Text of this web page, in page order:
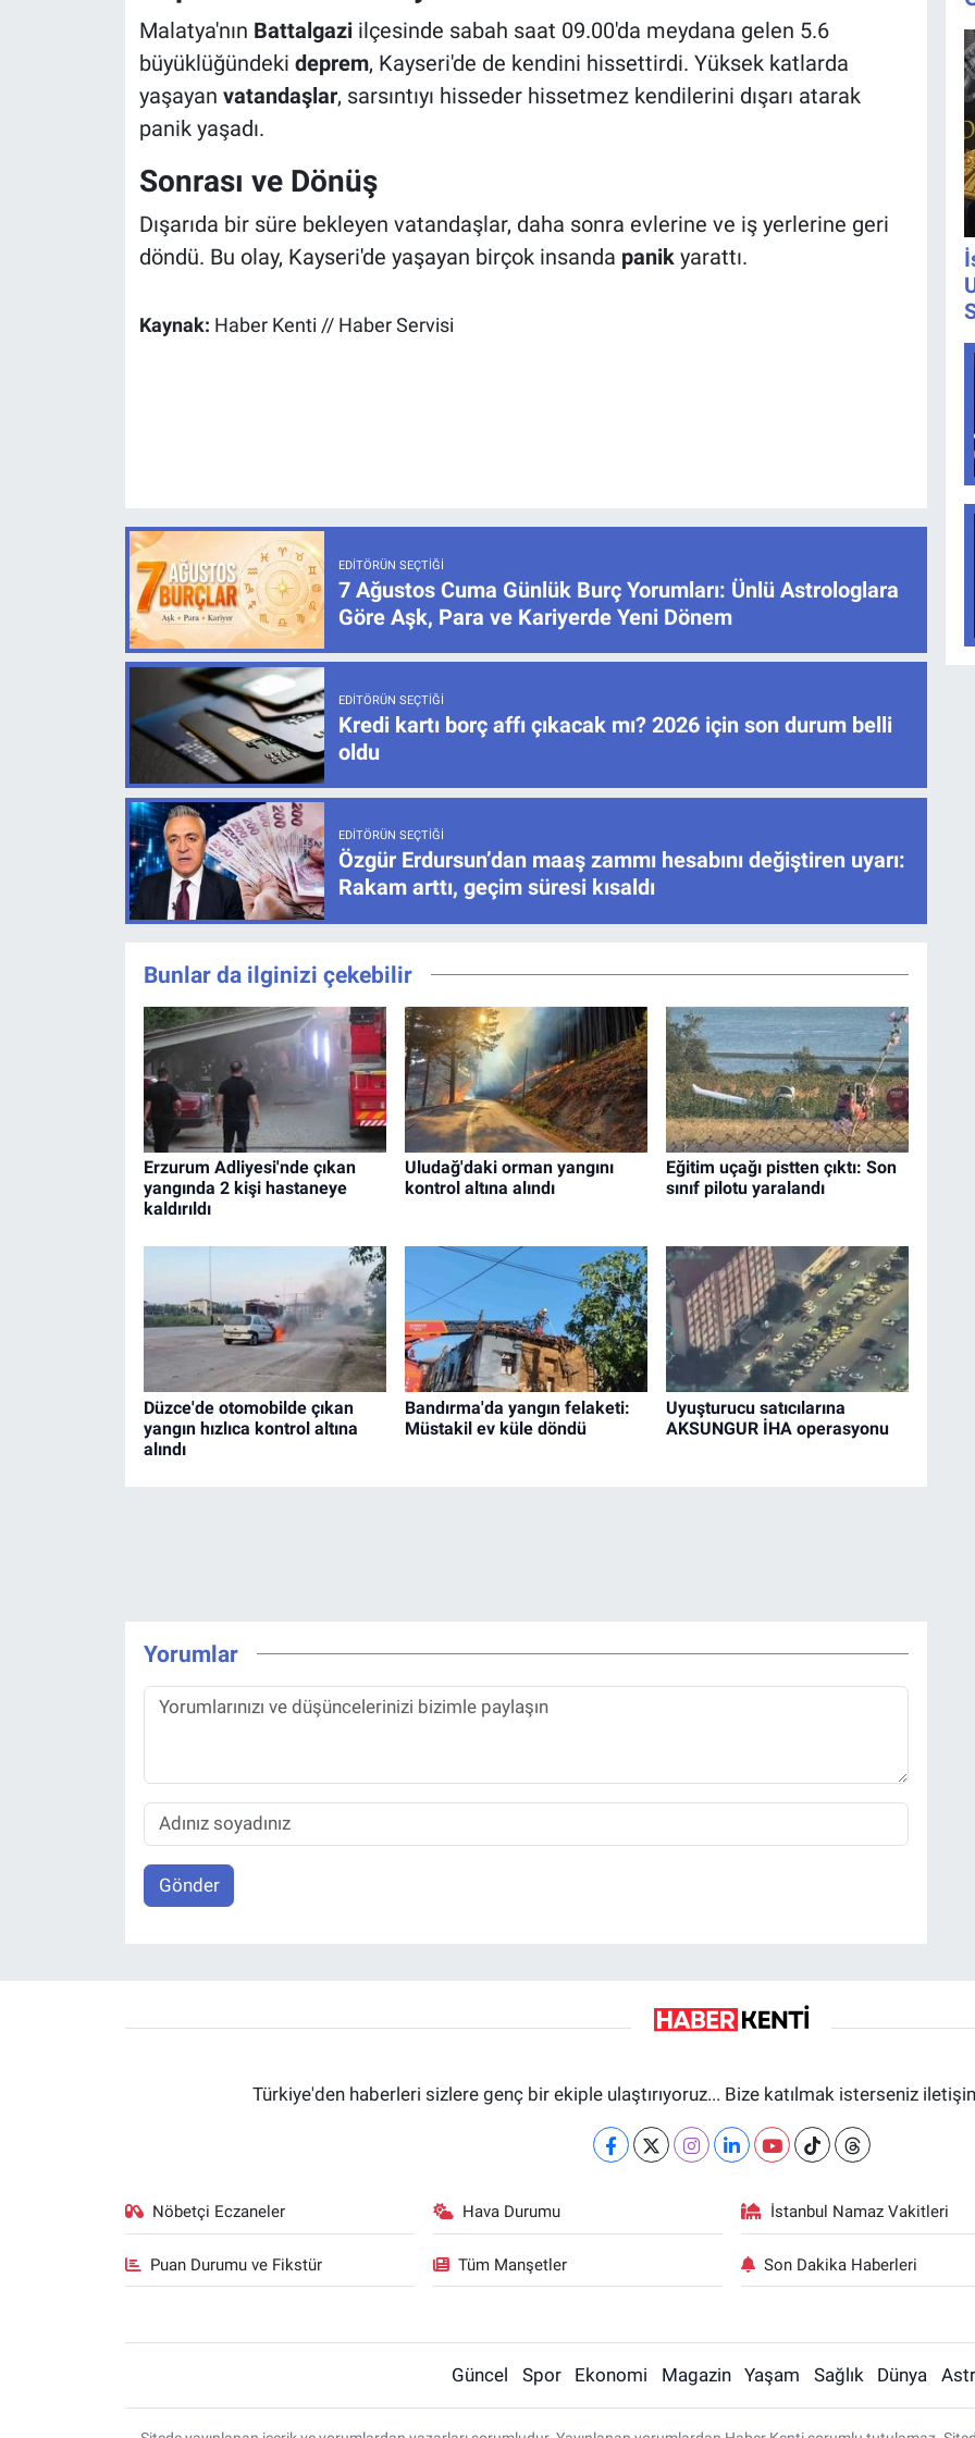
Malatya'nın Battalgaziilçesinde sabah saat 09.00'da meydana gelen 5.6
büyüklüğündeki deprem, Kayseri'de de kendini hissettirdi. Yüksek katlarda
yaşayan vatandaşlar, sarsıntıyı hisseder hissetmez kendilerini dışarı atarak
panik yaşadı.
Sonrası ve Dönüş
Dışarıda bir süre bekleyen vatandaşlar, daha sonra evlerine ve iş yerlerine geri
döndü. Bu olay, Kayseri'de yaşayan birçok insanda panikyarattı.
Kaynak: Haber Kenti // Haber Servisi
EDITÖRÜN SEÇTIĞI
7 Ağustos Cuma Günlük Burç Yorumları: Ünlü Astrologlara
Göre Aşk, Para ve Kariyerde Yeni Dönem
EDITÖRÜN SEÇTIĞI
Kredi kartı borç affı çıkacak mı? 2026 için son durum belli
oldu
EDITÖRÜN SEÇTIĞI
Özgür Erdursun’dan maaş zammı hesabını değiştiren uyarı:
Rakam arttı, geçim süresi kısaldı
Bunlar da ilginizi çekebilir
Erzurum Adliyesi'nde çıkan
yangında 2 kişi hastaneye
kaldırıldı
Uludağ'daki orman yangını
kontrol altına alındı
Eğitim uçağı pistten çıktı: Son
sınıf pilotu yaralandı
Düzce'de otomobilde çıkan
yangın hızlıca kontrol altına
alındı
Bandırma'da yangın felaketi:
Müstakil ev küle döndü
Uyuşturucu satıcılarına
AKSUNGUR İHA operasyonu
Yorumlar
Gönder
Türkiye'den haberleri sizlere genç bir ekiple ulaştırıyoruz... Bize katılmak isterseniz
Nöbetçi Eczaneler Hava Durumu İstanbul Namaz Vakitleri
Puan Durumu ve Fikstür Tüm Manşetler Son Dakika Haberleri
Güncel Spor Ekonomi Magazin Yaşam Sağlık Dünya